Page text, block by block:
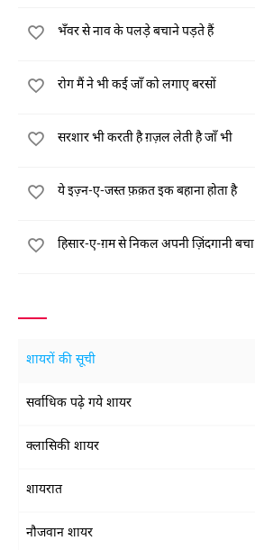
भँवर से नाव के पलड़े बचाने पड़ते हैं
रोग मैं ने भी कई जाँ को लगाए बरसों
सरशार भी करती है ग़ज़ल लेती है जाँ भी
ये इज़्न-ए-जस्त फ़क़त इक बहाना होता है
हिसार-ए-ग़म से निकल अपनी ज़िंदगानी बचा
शायरों की सूची
सर्वाधिक पढ़े गये शायर
क्लासिकी शायर
शायरात
नौजवान शायर